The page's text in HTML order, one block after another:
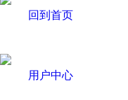
回到首页
用户中心